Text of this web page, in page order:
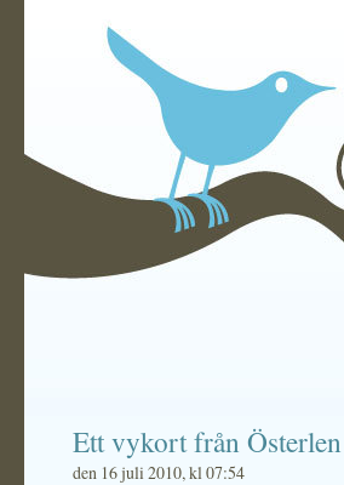
Ett vykort från Österlen
den 16 juli 2010, kl 07:54